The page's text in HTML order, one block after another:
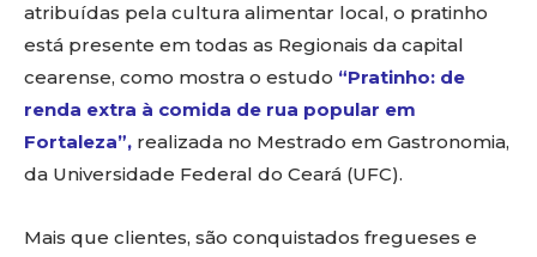
atribuídas pela cultura alimentar local, o pratinho
está presente em todas as Regionais da capital
cearense, como mostra o estudo “Pratinho: de
renda extra à comida de rua popular em
Fortaleza”, realizada no Mestrado em Gastronomia,
da Universidade Federal do Ceará (UFC).
Mais que clientes, são conquistados fregueses e